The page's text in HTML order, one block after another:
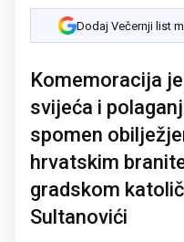
Dodaj Večernji list
Komemoracija
svijeća i
spomen
hrvatskim
gradskom
Sultanovići